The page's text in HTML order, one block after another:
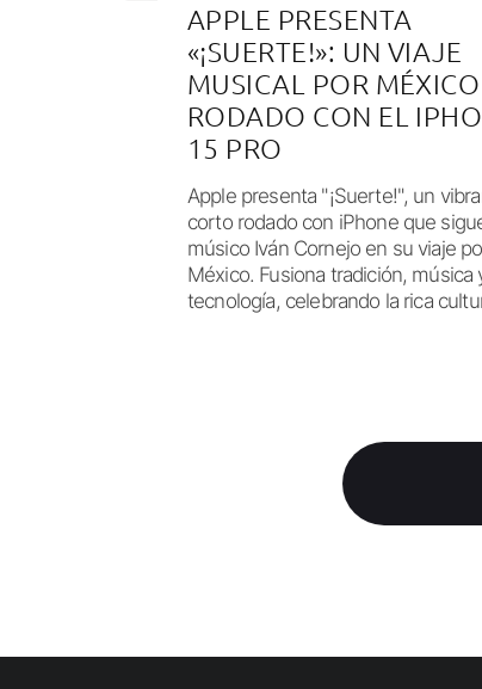
APPLE PRESENTA
«¡SUERTE!»: UN VIAJE
MUSICAL POR MÉXICO
RODADO CON EL
15 PRO
Apple presenta "¡Suerte!", un
corto rodado con iPhone que
músico Iván Cornejo en su viaje
México. Fusiona tradición, música
tecnología, celebrando la rica